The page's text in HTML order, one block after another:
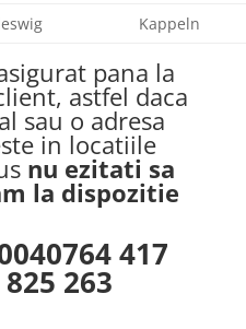
Kappeln
pana la
astfel daca
sau o adresa
in locatiile
nu ezitati sa
la dispozitie
417
263